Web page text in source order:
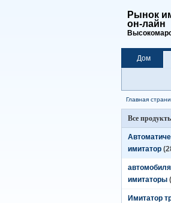
Рынок
он-лайн
Дом
Главная
Все
имитатор
имитаторы
Имитатор